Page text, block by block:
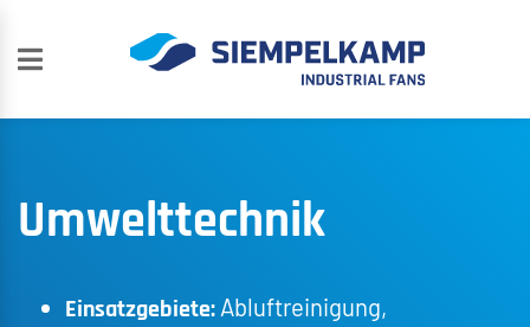
Umwelttechnik
Einsatzgebiete: Abluftreinigung,